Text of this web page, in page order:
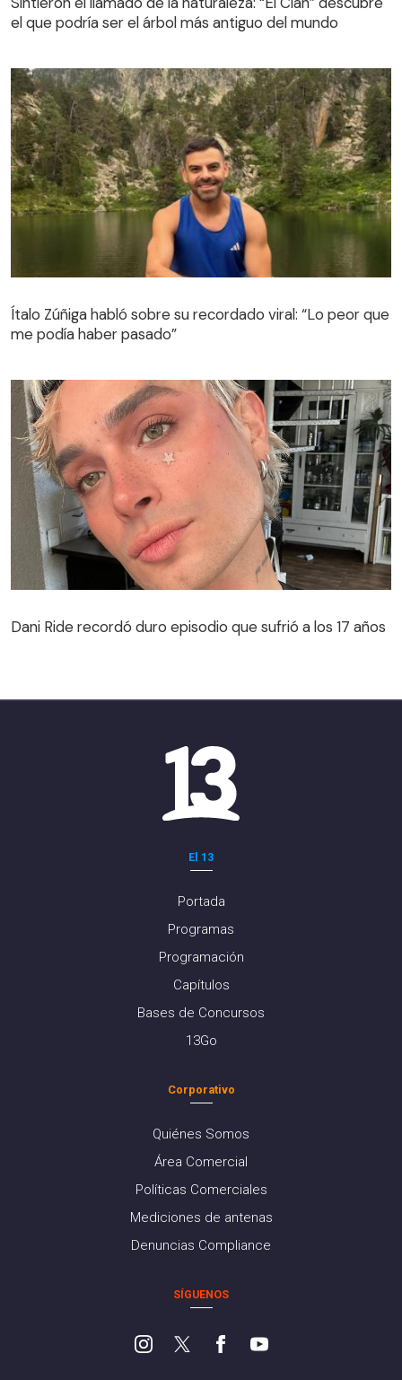
el que podría ser el árbol más antiguo del mundo
Ítalo Zúñiga habló sobre su recordado viral: “Lo peor que
me podía haber pasado”
Dani Ride recordó duro episodio que sufrió a los 17 años
El 13
Portada
Programas
Programación
Capítulos
Bases de Concursos
13Go
Corporativo
Quiénes Somos
Área Comercial
Políticas Comerciales
Mediciones de antenas
Denuncias Compliance
SÍGUENOS